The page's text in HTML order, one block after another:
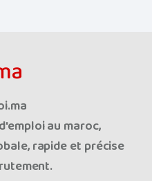
au maroc,
rapide et précise